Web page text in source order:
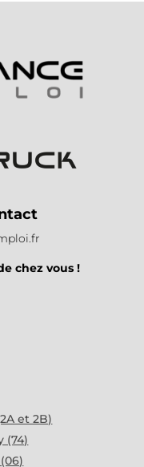
chez vous !
et 2B)
(74)